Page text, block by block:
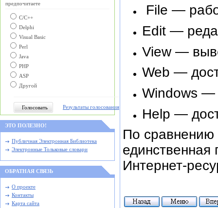
предпочитаете
С/C++
Delphi
Visual Basic
Perl
Java
PHP
ASP
Другой
Результаты голосования
ЭТО ПОЛЕЗНО!
Публичная Электронная Библиотека
Электронные Тольковые словари
ОБРАТНАЯ СВЯЗЬ
О проекте
Контакты
Карта сайта
File —
Edit —
View —
Web —
Windows —
Help —
По сравнению
Интернет-